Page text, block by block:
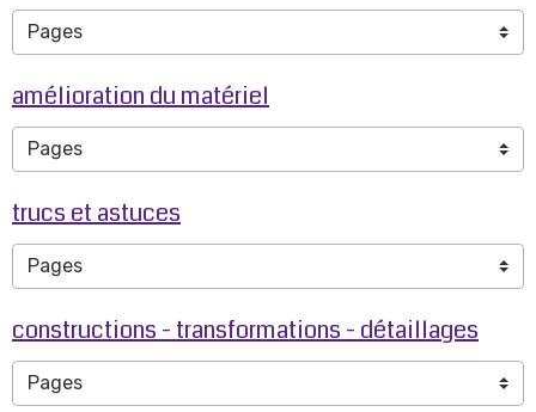
amélioration du matériel
trucs et astuces
constructions - transformations - détaillages